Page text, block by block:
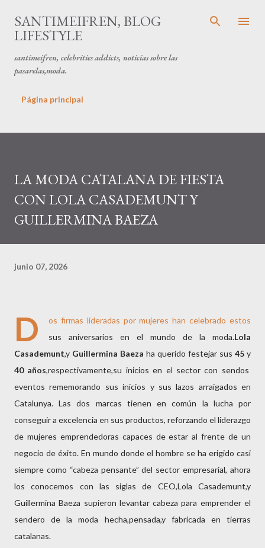
Ir al contenido principal
SANTIMEIFREN, BLOG
LIFESTYLE
santimeifren, celebrities addicts, noticias sobre las
pasarelas,moda.
Página principal
LA MODA CATALANA DE FIESTA
CON LOLA CASADEMUNT Y
GUILLERMINA BAEZA
junio 07, 2026
D
os firmas lideradas por mujeres han celebrado estos
sus aniversarios en el mundo de la moda.Lola
Casademunt,y Guillermina Baeza ha querido festejar sus 45 y
40 años,respectivamente,su inicios en el sector con sendos
eventos rememorando sus inicios y sus lazos arraigados en
Catalunya. Las dos marcas tienen en común la lucha por
conseguir a excelencia en sus productos, reforzando el liderazgo
de mujeres emprendedoras capaces de estar al frente de un
negocio de éxito. En mundo donde el hombre se ha erigido casi
siempre como “cabeza pensante” del sector empresarial, ahora
los conocemos con las siglas de CEO,Lola Casademunt,y
Guillermina Baeza supieron levantar cabeza para emprender el
sendero de la moda hecha,pensada,y fabricada en tierras
catalanas.